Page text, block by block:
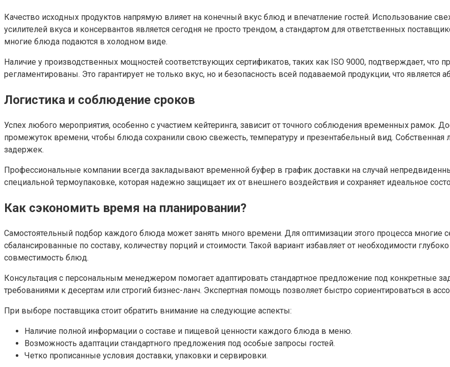
Качество исходных продуктов напрямую влияет на конечный вкус блюд и впечатление гостей. Использование
усилителей вкуса и консервантов является сегодня не просто трендом, а стандартом для ответственных
многие блюда подаются в холодном виде.
Наличие у производственных мощностей соответствующих сертификатов, таких как ISO 9000, подтверждает, что
регламентированы. Это гарантирует не только вкус, но и безопасность всей подаваемой продукции, что является
Логистика и соблюдение сроков
Успех любого мероприятия, особенно с участием кейтеринга, зависит от точного соблюдения временных рамок.
промежуток времени, чтобы блюда сохранили свою свежесть, температуру и презентабельный вид. Собственная
задержек.
Профессиональные компании всегда закладывают временной буфер в график доставки на случай
специальной термоупаковке, которая надежно защищает их от внешнего воздействия и сохраняет идеальное
Как сэкономить время на планировании?
Самостоятельный подбор каждого блюда может занять много времени. Для оптимизации этого процесса многие
сбалансированные по составу, количеству порций и стоимости. Такой вариант избавляет от необходимости
совместимость блюд.
Консультация с персональным менеджером помогает адаптировать стандартное предложение под конкретные
требованиями к десертам или строгий бизнес-ланч. Экспертная помощь позволяет быстро сориентироваться в
При выборе поставщика стоит обратить внимание на следующие аспекты:
Наличие полной информации о составе и пищевой ценности каждого блюда в меню.
Возможность адаптации стандартного предложения под особые запросы гостей.
Четко прописанные условия доставки, упаковки и сервировки.